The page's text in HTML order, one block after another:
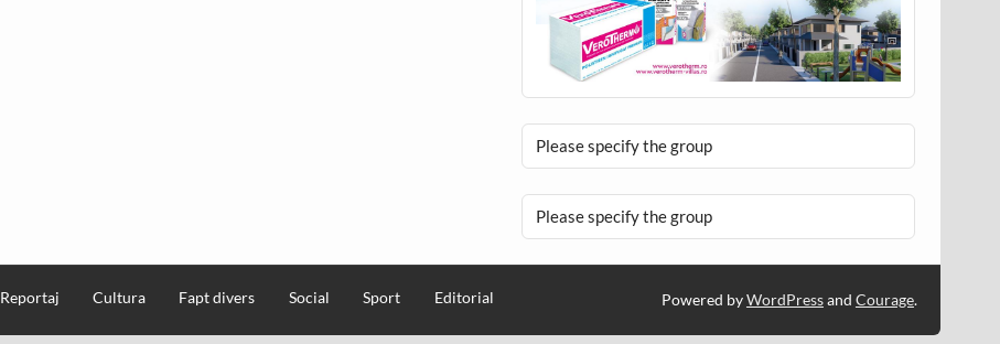
Please specify the group
Please specify the group
Reportaj Cultura Fapt divers Social Sport Editorial Powered byWordPressand Courage.